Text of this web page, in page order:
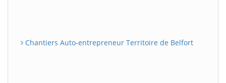
Chantiers Auto-entrepreneur Territoire de Belfort